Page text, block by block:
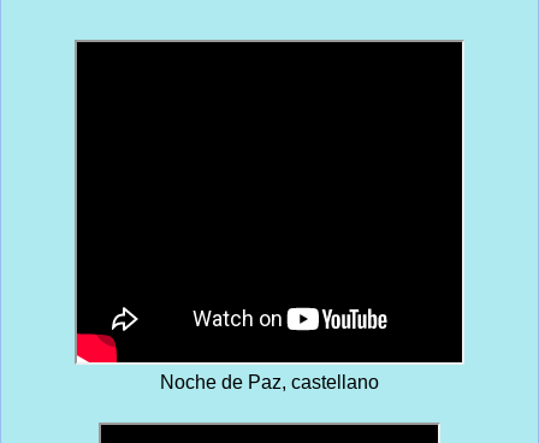
Noche de Paz, castellano